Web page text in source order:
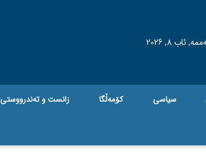
ئاب 8, 2026
سیاسی کۆمەڵگا زانست و تەندرووستی